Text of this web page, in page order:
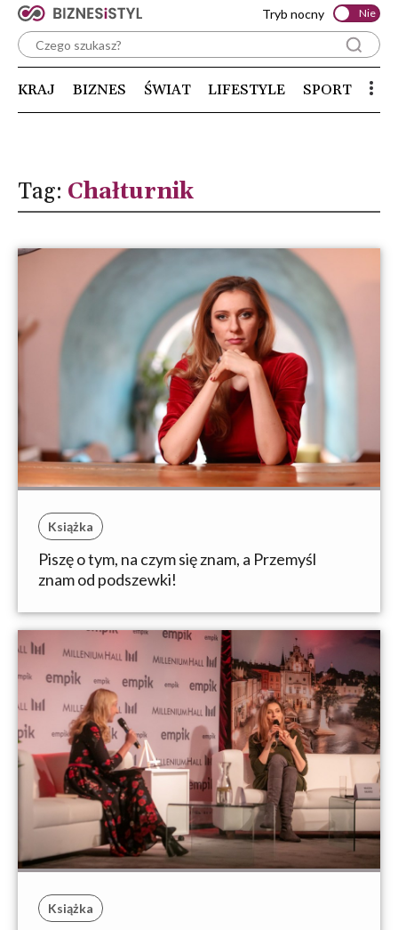
Tryb nocny Nie
KRAJ BIZNES ŚWIAT LIFESTYLE SPORT
Tag: Chałturnik
Książka
Piszę o tym, na czym się znam, a Przemyśl
znam od podszewki!
Książka